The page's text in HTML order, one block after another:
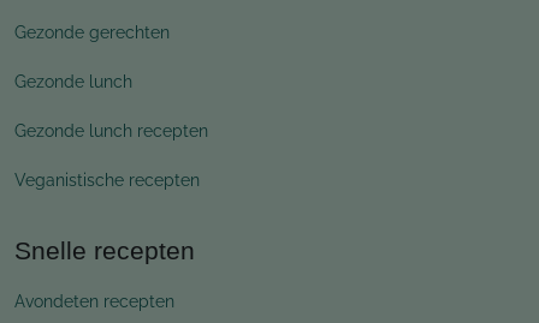
Gezonde gerechten
Gezonde lunch
Gezonde lunch recepten
Veganistische recepten
Snelle recepten
Avondeten recepten